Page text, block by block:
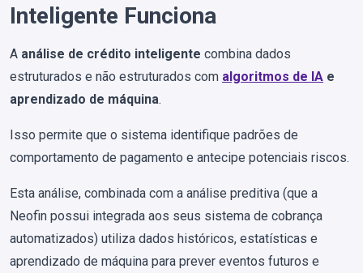
Inteligente Funciona
A análise de crédito inteligente combina dados
estruturados e não estruturados com algoritmos de IA e
aprendizado de máquina.
Isso permite que o sistema identifique padrões de
comportamento de pagamento e antecipe potenciais riscos.
Esta análise, combinada com a análise preditiva (que a
Neofin possui integrada aos seus sistema de cobrança
automatizados) utiliza dados históricos, estatísticas e
aprendizado de máquina para prever eventos futuros e